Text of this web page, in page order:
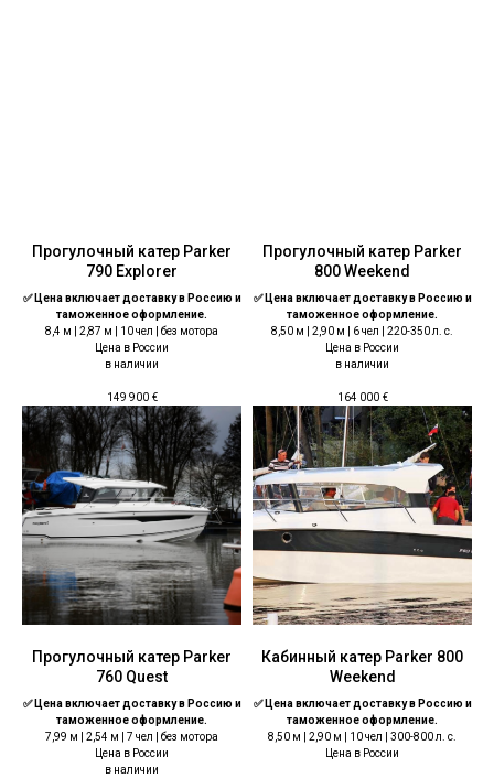
Прогулочный катер Parker
790 Explorer
✅ Цена включает доставку в Россию и
таможенное оформление.
8,4 м | 2,87 м | 10 чел | без мотора
Цена в России
в наличии
149 900 €
Прогулочный катер Parker
800 Weekend
✅ Цена включает доставку в Россию и
таможенное оформление.
8,50 м | 2,90 м | 6 чел | 220-350 л. с.
Цена в России
в наличии
164 000 €
Прогулочный катер Parker
760 Quest
✅ Цена включает доставку в Россию и
таможенное оформление.
7,99 м | 2,54 м | 7 чел | без мотора
Цена в России
в наличии
Кабинный катер Parker 800
Weekend
✅ Цена включает доставку в Россию и
таможенное оформление.
8,50 м | 2,90 м | 10 чел | 300-800 л. с.
Цена в России